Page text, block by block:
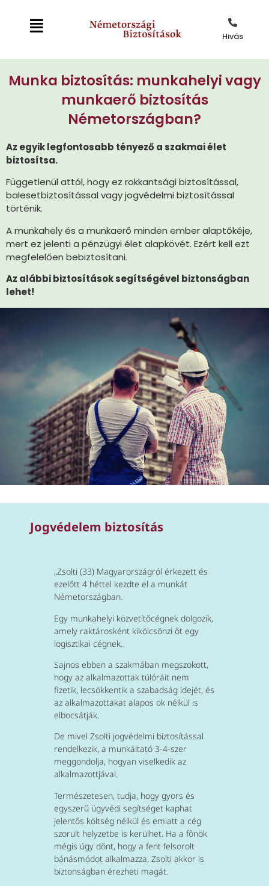
Hivás
Munka biztosítás: munkahelyi vagy
munkaerő biztosítás
Németországban?
Az egyik legfontosabb tényező a szakmai élet
biztosítsa.
Függetlenül attól, hogy ez rokkantsági biztosítással,
balesetbiztosítással vagy jogvédelmi biztosítással
történik.
A munkahely és a munkaerő minden ember alaptőkéje,
mert ez jelenti a pénzügyi élet alapkövét. Ezért kell ezt
megfelelően bebiztosítani.
Az alábbi biztosítások segítségével biztonságban
lehet!
Jogvédelem biztosítás
„Zsolti (33) Magyarországról érkezett és
ezelőtt 4 héttel kezdte el a munkát
Németországban.
Egy munkahelyi közvetítőcégnek dolgozik,
amely raktárosként kikölcsönzi őt egy
logisztikai cégnek.
Sajnos ebben a szakmában megszokott,
hogy az alkalmazottak túlóráit nem
fizetik, lecsökkentik a szabadság idejét, és
az alkalmazottakat alapos ok nélkül is
elbocsátják.
De mivel Zsolti jogvédelmi biztosítással
rendelkezik, a munkáltató 3-4-szer
meggondolja, hogyan viselkedik az
alkalmazottjával.
Természetesen, tudja, hogy gyors és
egyszerű ügyvédi segítséget kaphat
jelentős költség nélkül és emiatt a cég
szorult helyzetbe is kerülhet. Ha a főnök
mégis úgy dönt, hogy a fent felsorolt
bánásmódot alkalmazza, Zsolti akkor is
biztonságban érezheti magát.